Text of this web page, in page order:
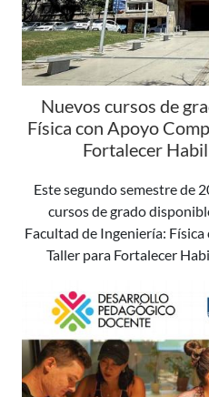
Nuevos cursos de
Física con Apoyo
Fortalecer
Este segundo semestre de
cursos de grado
Facultad de Ingeniería:
Taller para Fortalecer